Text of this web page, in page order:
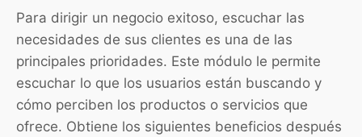
Para dirigir un negocio exitoso, escuchar las
necesidades de sus clientes es una de las
principales prioridades. Este módulo le permite
escuchar lo que los usuarios están buscando y
cómo perciben los productos o servicios que
ofrece. Obtiene los siguientes beneficios después